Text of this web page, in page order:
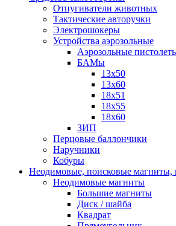
Отпугиватели животных
Тактические авторучки
Электрошокеры
Устройства аэрозольные
Аэрозольные
БАМы
13х50
13х60
18х51
18х55
18х60
ЗИП
Перцовые баллончики
Наручники
Кобуры
Неодимовые, поисковые
Неодимовые магниты
Большие магниты
Диск / шайба
Квадрат